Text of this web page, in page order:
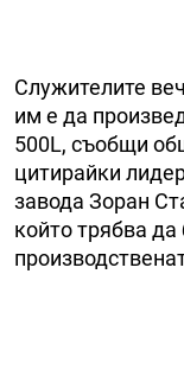
Служителите
им е да
500L, съобщи
цитирайки
завода Зоран
който трябва да